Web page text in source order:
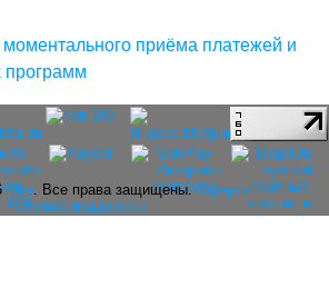
rolar. Все права защищены.Оферта
Служба поддержки